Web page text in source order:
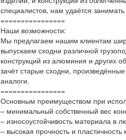
специалистов, нам удаётся
================
Наши возможности:
Мы предлагаем нашим клиентам
выпускаем сходни различной
конструкций из алюминия и других
зачёт старые сходни,
аналоги.
================
Основным преимуществом при
– минимальный собственный вес
– износоустойчивость материала в
– высокая прочность и пластичность